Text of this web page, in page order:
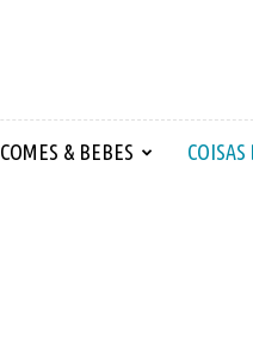
COMES & BEBES COISAS